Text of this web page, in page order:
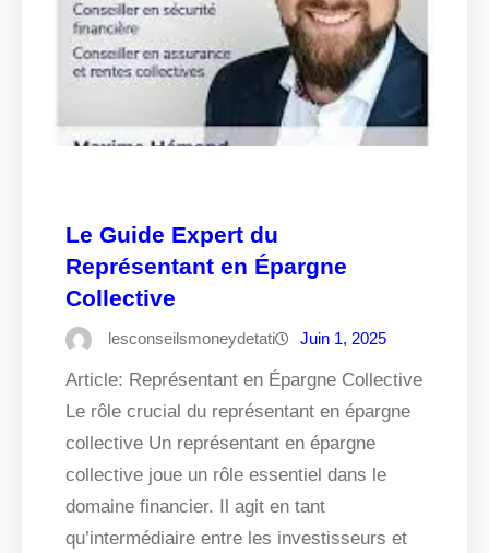
Le Guide Expert du
Représentant en Épargne
Collective
lesconseilsmoneydetati Juin 1, 2025
Article: Représentant en Épargne Collective
Le rôle crucial du représentant en épargne
collective Un représentant en épargne
collective joue un rôle essentiel dans le
domaine financier. Il agit en tant
qu’intermédiaire entre les investisseurs et